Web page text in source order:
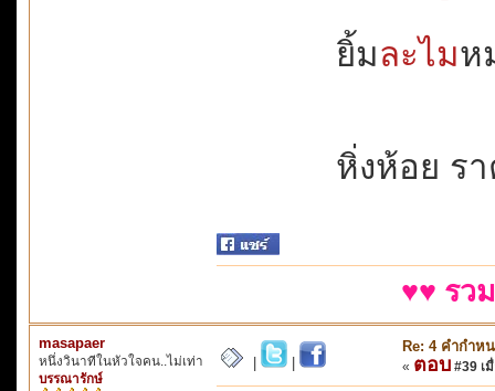
ยิ้มละไมห
หิ่งห้อย ร
♥♥ รว
masapaer
หนึ่งวินาทีในหัวใจคน..ไม่เท่า
บรรณารักษ์
Re: 4 คำกำห
« ตอบ #39 เ